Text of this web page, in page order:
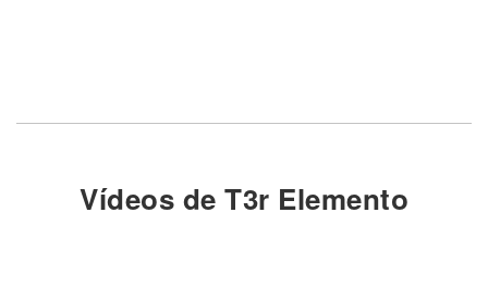
Vídeos de T3r Elemento